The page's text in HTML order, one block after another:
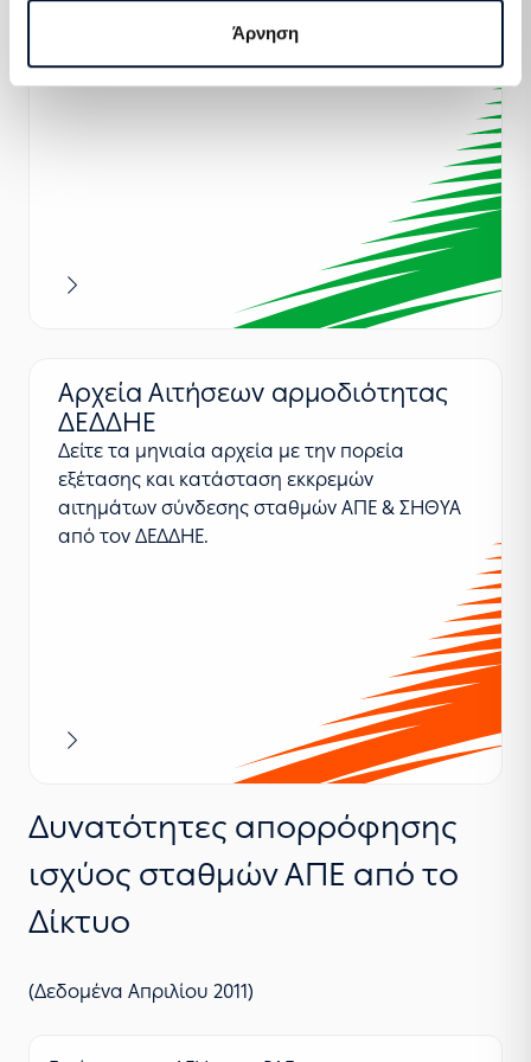
Άρνηση
σελίδα του Υπουργείου Περιβάλλοντος &
Περισσότερα
Αρχεία Αιτήσεων αρμοδιότητας
ΔΕΔΔΗΕ
Δείτε τα μηνιαία αρχεία με την πορεία
εξέτασης και κατάσταση εκκρεμών
αιτημάτων σύνδεσης σταθμών ΑΠΕ & ΣΗΘΥΑ
από τον ΔΕΔΔΗΕ.
Περισσότερα
Δυνατότητες απορρόφησης
ισχύος σταθμών ΑΠΕ από το
Δίκτυο
(Δεδομένα Απριλίου 2011)